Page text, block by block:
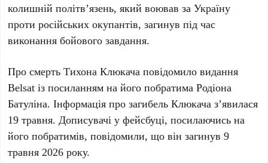
колишній політв’язень, який воював за Україну
проти російських окупантів, загинув під час
виконання бойового завдання.
Про смертьТихона Клюкача повідомило видання
Belsat із посиланням на його побратимаРодіона
Батуліна. Інформація про загибельКлюкача з’явилася
19 травня. Дописувачі у фейсбуці, посилаючись на
його побратимів, повідомили, що він загинув9
травня 2026 року.